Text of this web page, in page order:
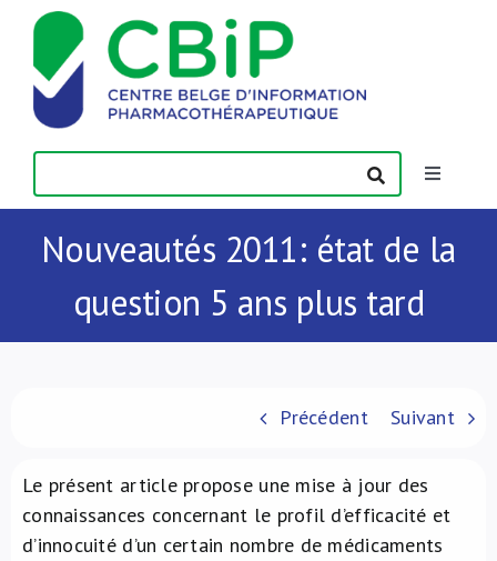
Passer
contenu
Toggle
Actualités
Publications
À propos de nous
Nouveautés 2011: état de la
question 5 ans plus tard
Précédent Suivant
Le présent article propose une mise à jour des
connaissances concernant le profil d’efficacité et
d’innocuité d’un certain nombre de médicaments